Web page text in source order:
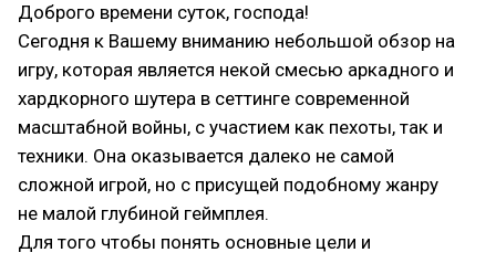
Доброго времени суток, господа!
Сегодня к Вашему вниманию небольшой обзор на
игру, которая является некой смесью аркадного и
хардкорного шутера в сеттинге современной
масштабной войны, с участием как пехоты, так и
техники. Она оказывается далеко не самой
сложной игрой, но с присущей подобному жанру
не малой глубиной геймплея.
Для того чтобы понять основные цели и